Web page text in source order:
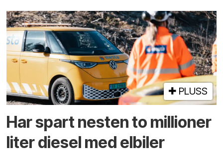
PLUSS
Har spart nesten to millioner
liter diesel med elbiler